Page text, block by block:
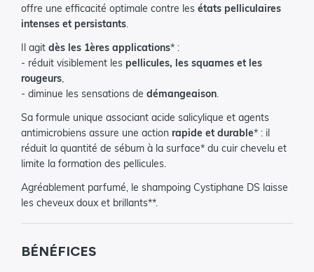
offre une efficacité optimale contre les états pelliculaires
intenses et persistants.
Il agit dès les 1ères applications* :
- réduit visiblement les pellicules, les squames et les
rougeurs,
- diminue les sensations de démangeaison.
Sa formule unique associant acide salicylique et agents
antimicrobiens assure une action rapide et durable* : il
réduit la quantité de sébum à la surface* du cuir chevelu et
limite la formation des pellicules.
Agréablement parfumé, le shampoing Cystiphane DS laisse
les cheveux doux et brillants**.
BÉNÉFICES